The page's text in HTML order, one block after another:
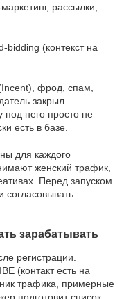
рассылки,
(контекст на
фрод, спам,
закрыл
под него просто не
есть в базе.
для каждого
женский трафик,
Перед запуском
согласовывать
зарабатывать
регистрации.
(контакт есть на
трафика, примерные
подготовит список